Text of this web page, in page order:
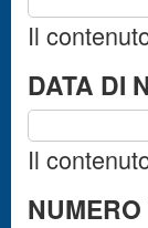
Il
DATA DI
Il